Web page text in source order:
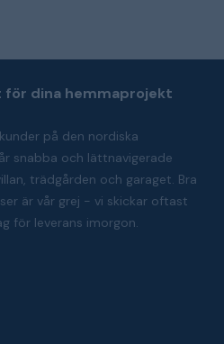
dina hemmaprojekt
på den nordiska
snabba och lättnavigerade
trädgården och garaget. Bra
är vår grej - vi skickar oftast
för leverans imorgon.